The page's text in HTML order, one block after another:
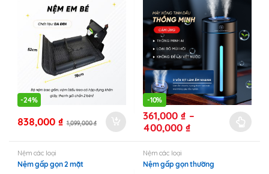
-24%
838,000 ₫ 1,099,000₫
-10%
361,000 ₫ –
400,000 ₫Khoảng
361,000 ₫
Sản
này
có
Nệm các loại
Nệm gấp gọn 2 mặt
Nệm các loại
Nệm gấp gọn thường